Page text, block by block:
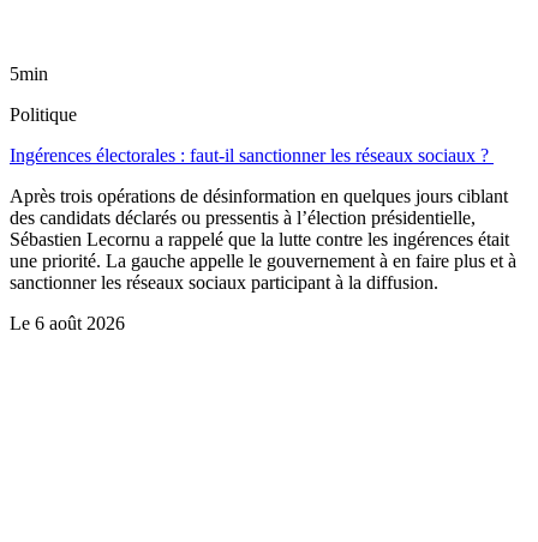
5min
Politique
Ingérences électorales : faut-il sanctionner les réseaux sociaux ?
Après trois opérations de désinformation en quelques jours ciblant
des candidats déclarés ou pressentis à l’élection présidentielle,
Sébastien Lecornu a rappelé que la lutte contre les ingérences était
une priorité. La gauche appelle le gouvernement à en faire plus et à
sanctionner les réseaux sociaux participant à la diffusion.
Le 6 août 2026